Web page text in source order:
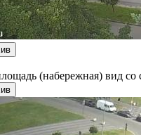
(набережная) вид